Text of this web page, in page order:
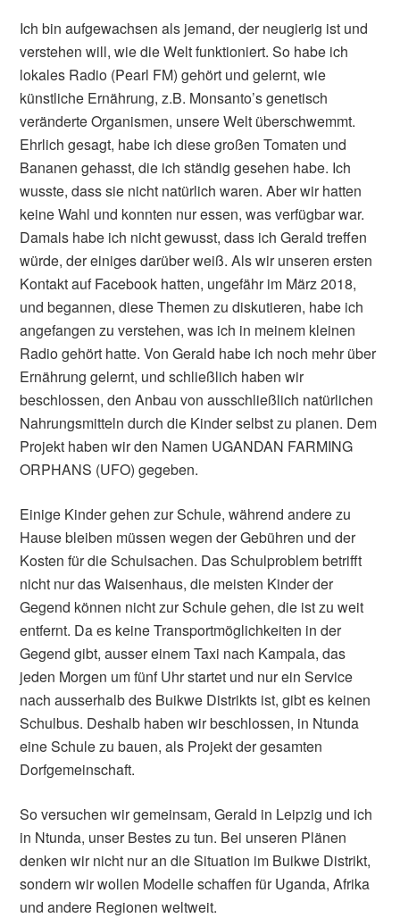
Ich bin aufgewachsen als jemand, der neugierig ist und
verstehen will, wie die Welt funktioniert. So habe ich
lokales Radio (Pearl FM) gehört und gelernt, wie
künstliche Ernährung, z.B. Monsanto’s genetisch
veränderte Organismen, unsere Welt überschwemmt.
Ehrlich gesagt, habe ich diese großen Tomaten und
Bananen gehasst, die ich ständig gesehen habe. Ich
wusste, dass sie nicht natürlich waren. Aber wir hatten
keine Wahl und konnten nur essen, was verfügbar war.
Damals habe ich nicht gewusst, dass ich Gerald treffen
würde, der einiges darüber weiß. Als wir unseren ersten
Kontakt auf Facebook hatten, ungefähr im März 2018,
und begannen, diese Themen zu diskutieren, habe ich
angefangen zu verstehen, was ich in meinem kleinen
Radio gehört hatte. Von Gerald habe ich noch mehr über
Ernährung gelernt, und schließlich haben wir
beschlossen, den Anbau von ausschließlich natürlichen
Nahrungsmitteln durch die Kinder selbst zu planen. Dem
Projekt haben wir den Namen UGANDAN FARMING
ORPHANS (UFO) gegeben.
Einige Kinder gehen zur Schule, während andere zu
Hause bleiben müssen wegen der Gebühren und der
Kosten für die Schulsachen. Das Schulproblem betrifft
nicht nur das Waisenhaus, die meisten Kinder der
Gegend können nicht zur Schule gehen, die ist zu weit
entfernt. Da es keine Transportmöglichkeiten in der
Gegend gibt, ausser einem Taxi nach Kampala, das
jeden Morgen um fünf Uhr startet und nur ein Service
nach ausserhalb des Buikwe Distrikts ist, gibt es keinen
Schulbus. Deshalb haben wir beschlossen, in Ntunda
eine Schule zu bauen, als Projekt der gesamten
Dorfgemeinschaft.
So versuchen wir gemeinsam, Gerald in Leipzig und ich
in Ntunda, unser Bestes zu tun. Bei unseren Plänen
denken wir nicht nur an die Situation im Buikwe Distrikt,
sondern wir wollen Modelle schaffen für Uganda, Afrika
und andere Regionen weltweit.